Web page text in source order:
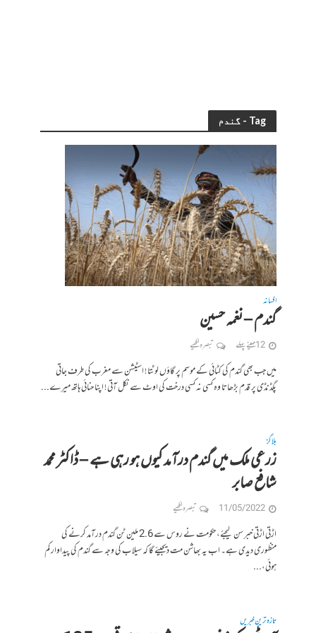
Tag - گندم
افسانہ
گندم – نغمہ حسین
12 مہینے پہلے تبصرہ لکھیے
میں جب بھی گندم کی کٹائی کے موسم پر گاؤں لوٹتا ! اسٹیشن سے مغرب کی طرف جاتی
پگڈنڈی پر قدم بڑھاتا وہ کسی نہ کسی درخت کی اوٹ سے نکل آتی ! اپنا حنائی ہاتھ میرے...
بلاگز
زرعی ملک میں گندم درآمد کیوں ہو رہی ہے – ڈاکٹر محمد
شافع صابر
11/05/2022 تبصرہ لکھیے
اڑتی اڑتی خبر سن لیجئے، حکومت نے روس سے 2.6 ملین ٹن گندم درآمد کرنے کی
منظوری دیدی ہے۔ اب یہ بھاشن مت دیجیئے گا کہ سیلاب کی وجہ سے گندم کی پیداوار کم
ہوئی،...
تازہ ترین خبریں